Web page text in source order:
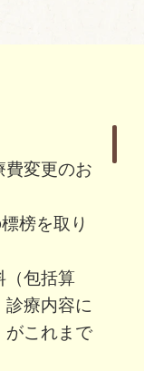
費変更のお
榜を取り
（包括算
診療内容に
がこれまで